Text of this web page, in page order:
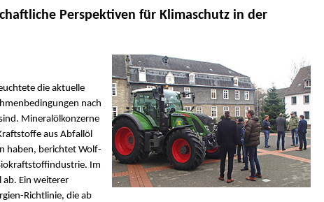
Perspektiven für Klimaschutz in der
die aktuelle
nach
Mineralölkonzerne
aus Abfallöl
haben, berichtet Wolf-
Im
ab. Ein weiterer
Richtlinie, die ab